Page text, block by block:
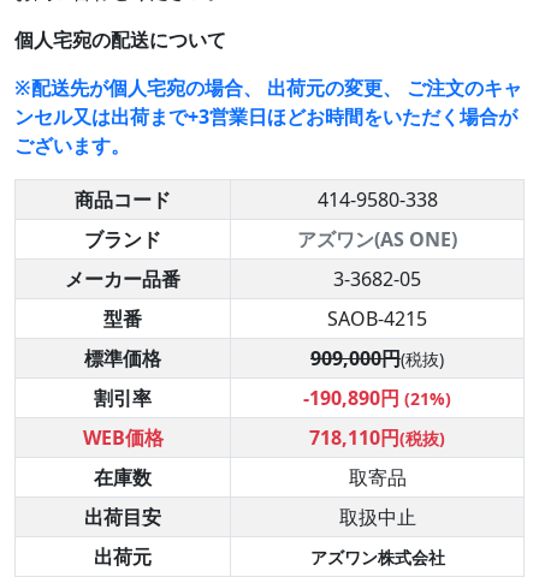
個人宅宛の配送について
※配送先が個人宅宛の場合、 出荷元の変更、 ご注文のキャ
ンセル又は出荷まで+3営業日ほどお時間をいただく場合が
ございます。
商品コード
414-9580-338
ブランド
アズワン(AS ONE)
メーカー品番
3-3682-05
型番
SAOB-4215
標準価格
909,000円(税抜)
割引率 -190,890円 (21%)
WEB価格 718,110円(税抜)
在庫数
取寄品
出荷目安
取扱中止
出荷元
アズワン株式会社